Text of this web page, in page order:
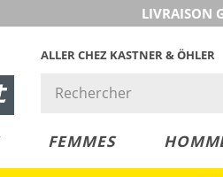
LIVRAISON
ALLER CHEZ KASTNER & ÖHLER
FEMMES